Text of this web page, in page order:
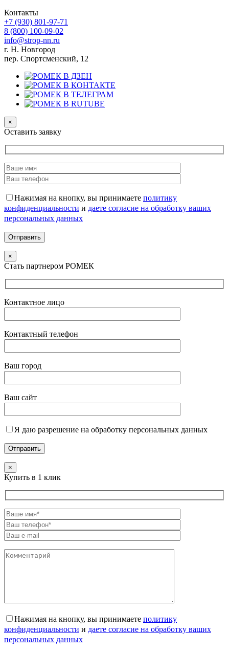
Контакты
+7 (930) 801-97-71
8 (800) 100-09-02
info@strop-nn.ru
г. Н. Новгород
пер. Спортсменский, 12
×
Оставить заявку
Нажимая на кнопку, вы принимаете политику
конфиденциальности и даете согласие на обработку ваших
персональных данных
×
Стать партнером РОМЕК
Контактное лицо
Контактный телефон
Ваш город
Ваш сайт
Я даю разрешение на обработку персональных данных
×
Купить в 1 клик
Нажимая на кнопку, вы принимаете политику
конфиденциальности и даете согласие на обработку ваших
персональных данных